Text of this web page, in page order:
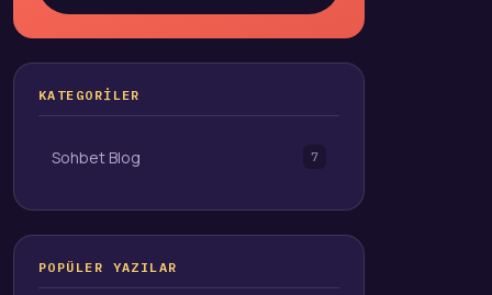
KATEGORILER
Sohbet Blog 7
POPÜLER YAZILAR